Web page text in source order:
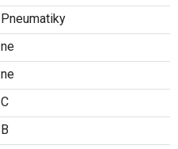
Pneumatiky
ne
ne
C
B